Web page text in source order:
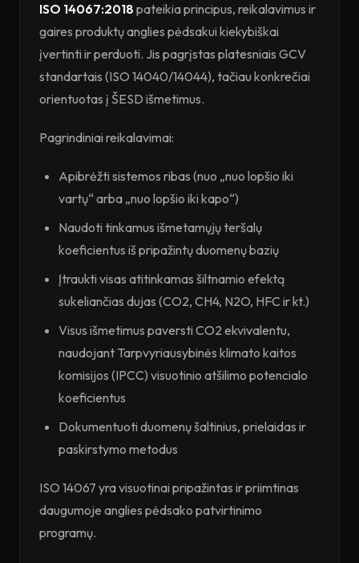
ISO 14067:2018 pateikia principus, reikalavimus ir
gaires produktų anglies pėdsakui kiekybiškai
įvertinti ir perduoti. Jis pagrįstas platesniais GCV
standartais (ISO 14040/14044), tačiau konkrečiai
orientuotas į ŠESD išmetimus.
Pagrindiniai reikalavimai:
Apibrėžti sistemos ribas (nuo „nuo lopšio iki
vartų“ arba „nuo lopšio iki kapo“)
Naudoti tinkamus išmetamųjų teršalų
koeficientus iš pripažintų duomenų bazių
Įtraukti visas atitinkamas šiltnamio efektą
sukeliančias dujas (CO2, CH4, N2O, HFC ir kt.)
Visus išmetimus paversti CO2 ekvivalentu,
naudojant Tarpvyriausybinės klimato kaitos
komisijos (IPCC) visuotinio atšilimo potencialo
koeficientus
Dokumentuoti duomenų šaltinius, prielaidas ir
paskirstymo metodus
ISO 14067 yra visuotinai pripažintas ir priimtinas
daugumoje anglies pėdsako patvirtinimo
programų.